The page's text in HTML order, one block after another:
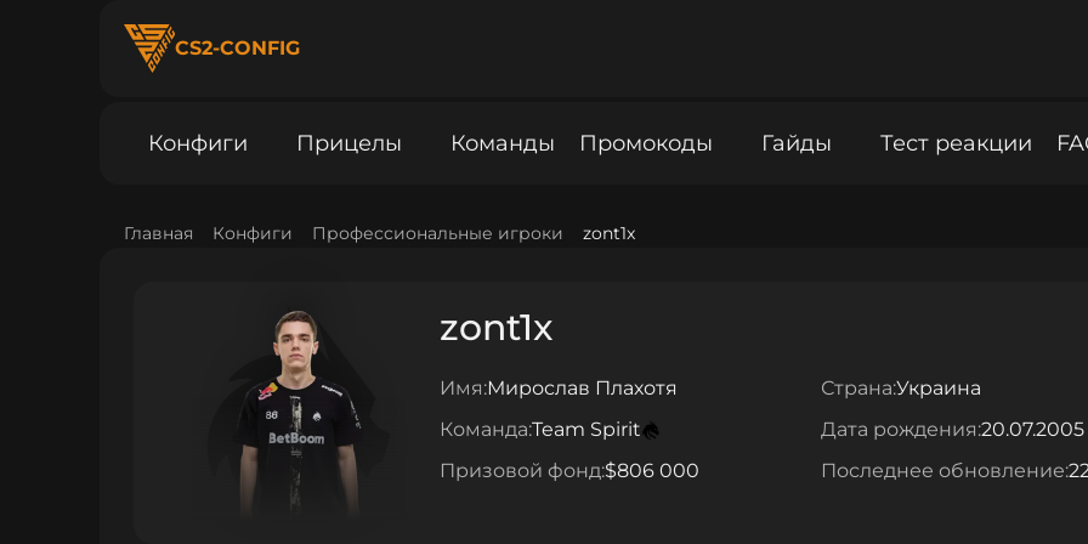
CS2-CONFIG
Конфиги Прицелы Команды Промокоды Гайды Тест реакции
Главная Конфиги Профессиональные игроки zont1x
zont1x
Имя:Мирослав Плахотя Страна:Украина
Команда:Team Spirit Дата рождения:20.07.2005
Призовой фонд:$806 000 Последнее обновление: